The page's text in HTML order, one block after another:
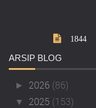
1844
ARSIP BLOG
► 2026 (86)
▼ 2025 (153)